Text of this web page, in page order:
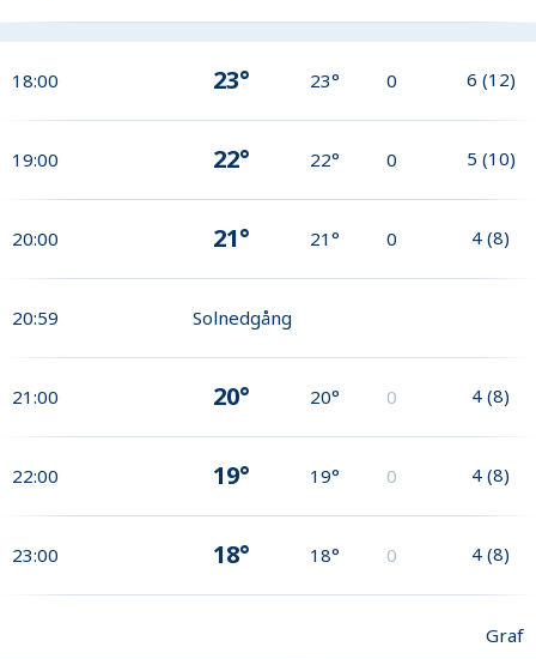
18:00 23° 23° 0 6 (12)
19:00 22° 22° 0 5 (10)
20:00 21° 21° 0 4 (8)
20:59 Solnedgång
21:00 20° 20° 0 4 (8)
22:00 19° 19° 0 4 (8)
23:00 18° 18° 0 4 (8)
Graf